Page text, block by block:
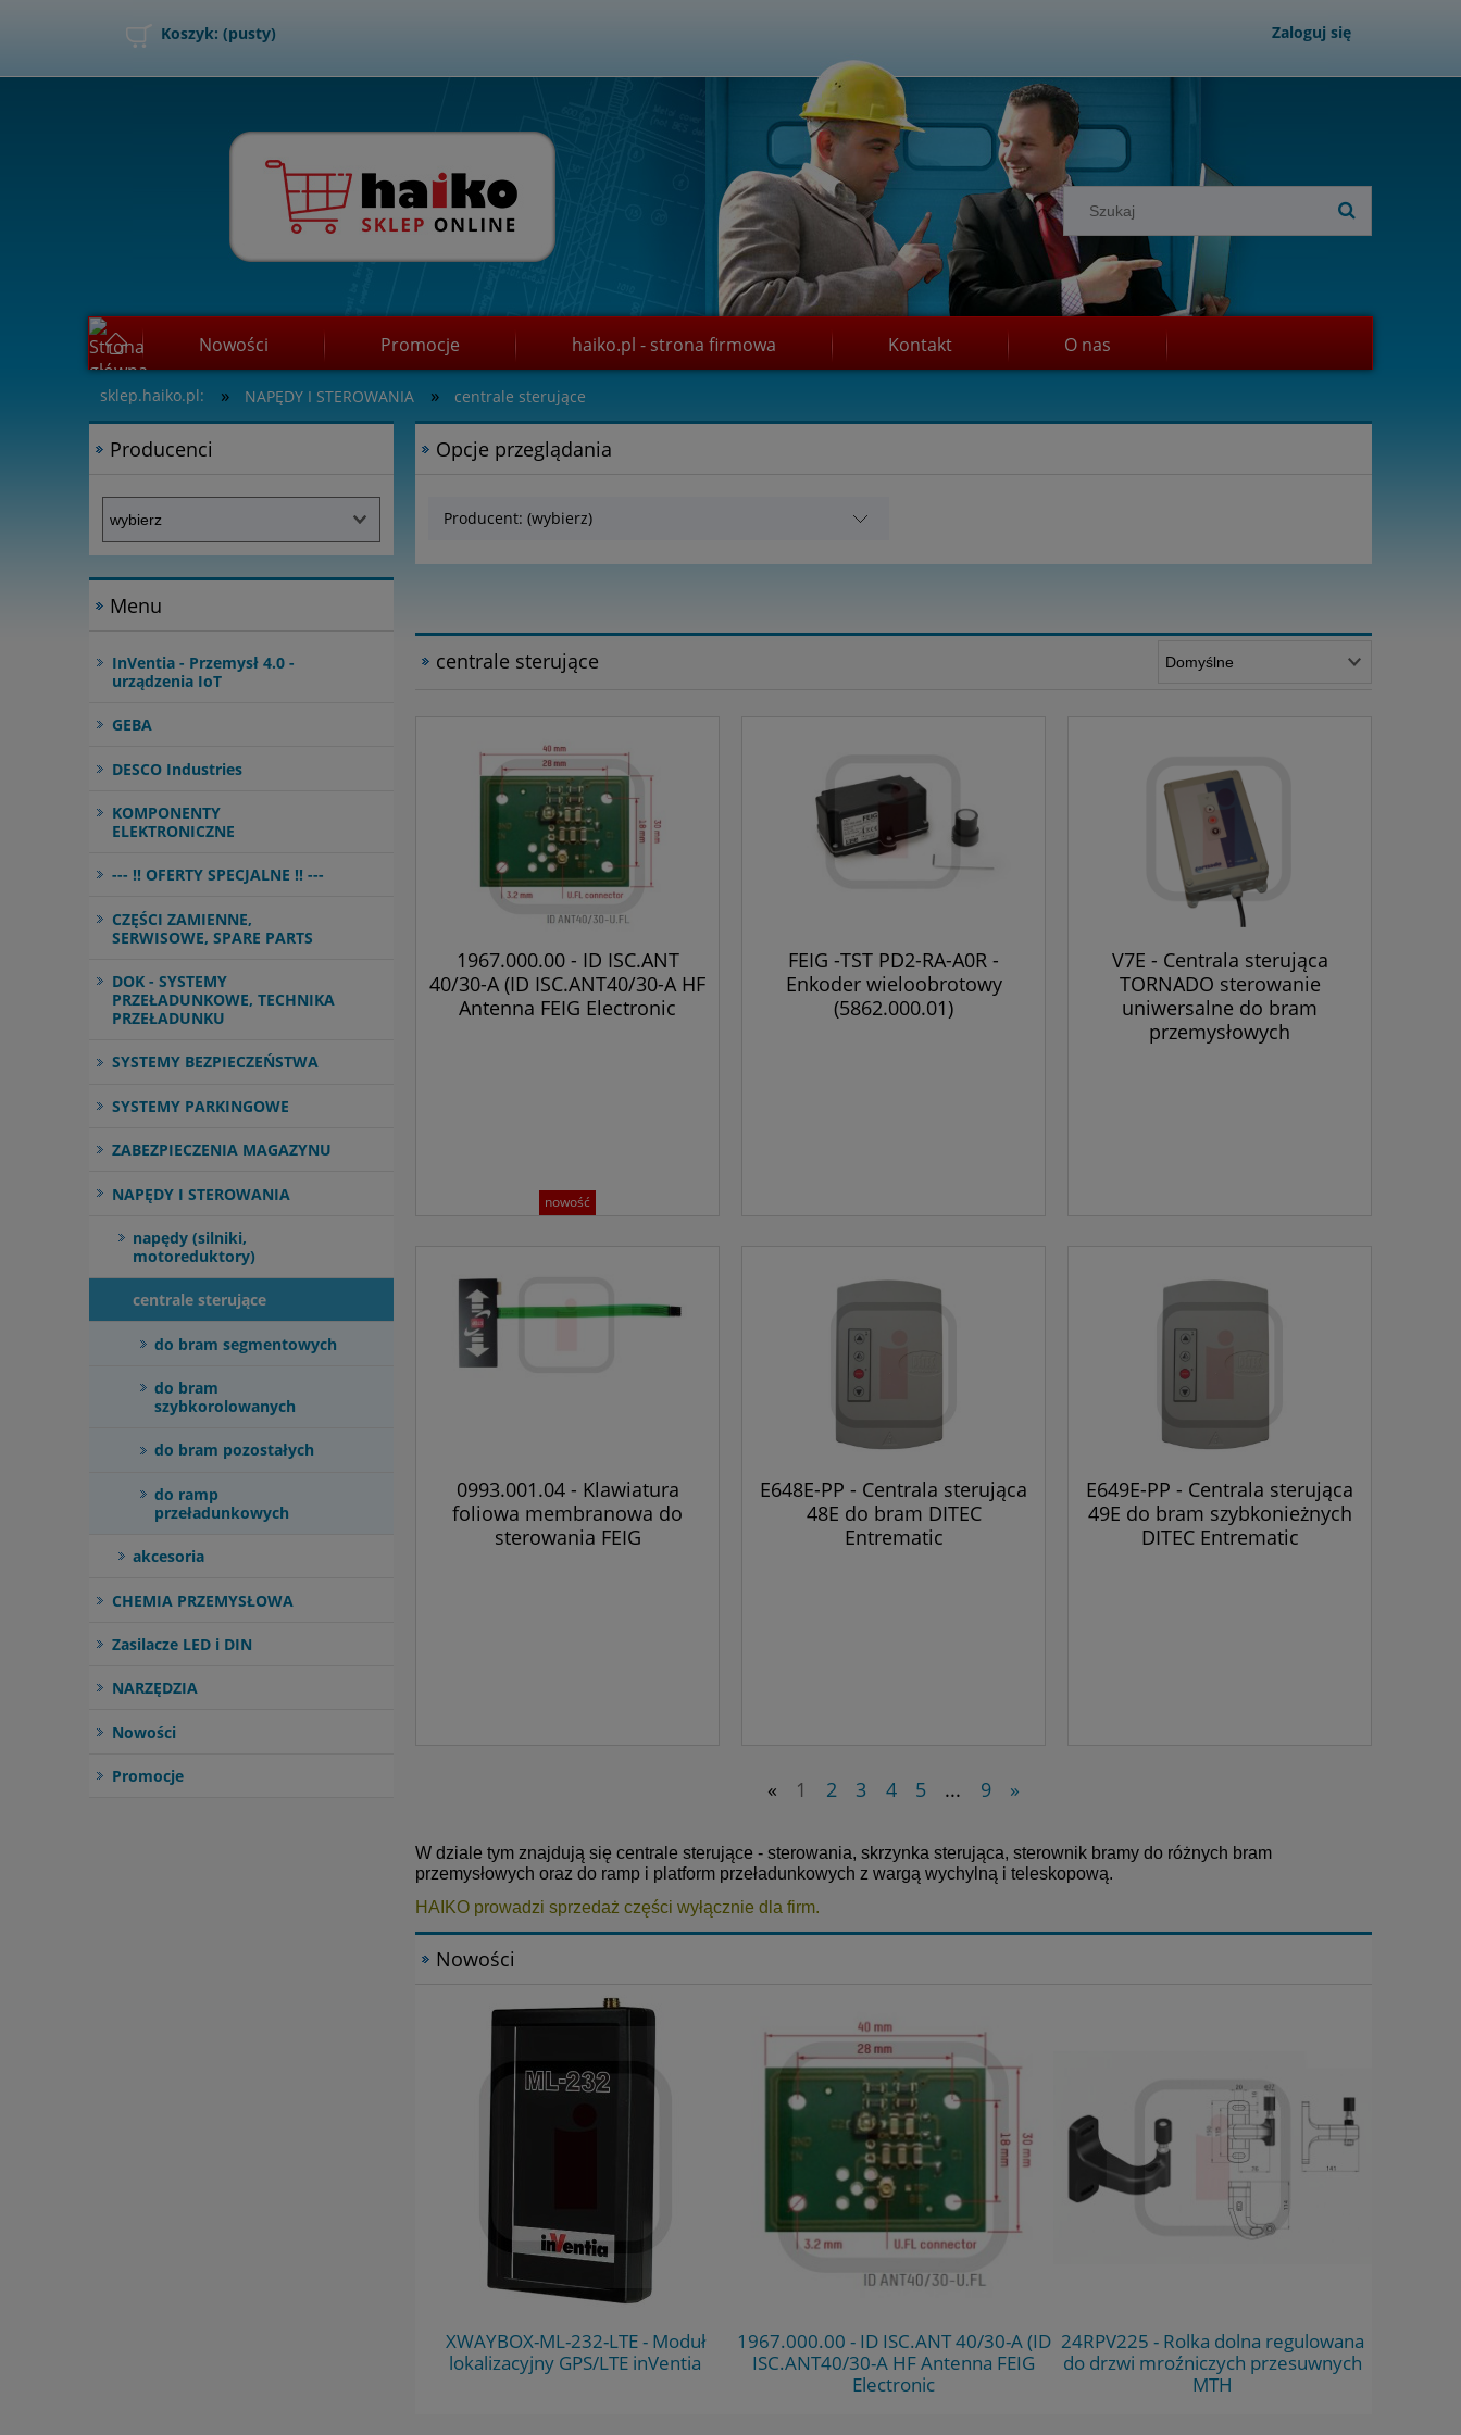
Zaloguj się
Koszyk: (pusty)
Nowości Promocje haiko.pl - strona firmowa Kontakt O nas
Jak kupować?
sklep.haiko.pl: » NAPĘDY I STEROWANIA » centrale sterujące
Producenci
Menu
InVentia - Przemysł 4.0 -
urządzenia IoT
GEBA
DESCO Industries
KOMPONENTY
ELEKTRONICZNE
--- !! OFERTY SPECJALNE !! ---
CZĘŚCI ZAMIENNE,
SERWISOWE, SPARE PARTS
DOK - SYSTEMY
PRZEŁADUNKOWE, TECHNIKA
PRZEŁADUNKU
SYSTEMY BEZPIECZEŃSTWA
SYSTEMY PARKINGOWE
ZABEZPIECZENIA MAGAZYNU
NAPĘDY I STEROWANIA
napędy (silniki,
motoreduktory)
centrale sterujące
do bram segmentowych
do bram
szybkorolowanych
do bram pozostałych
do ramp
przeładunkowych
akcesoria
CHEMIA PRZEMYSŁOWA
Zasilacze LED i DIN
NARZĘDZIA
Nowości
Promocje
Opcje przeglądania
Producent: (wybierz)
centrale sterujące
1967.000.00 - ID ISC.ANT
40/30-A (ID ISC.ANT40/30-A HF
Antenna FEIG Electronic
nowość
FEIG -TST PD2-RA-A0R -
Enkoder wieloobrotowy
(5862.000.01)
V7E - Centrala sterująca
TORNADO sterowanie
uniwersalne do bram
przemysłowych
0993.001.04 - Klawiatura
foliowa membranowa do
sterowania FEIG
E648E-PP - Centrala sterująca
48E do bram DITEC
Entrematic
E649E-PP - Centrala sterująca
49E do bram szybkonieżnych
DITEC Entrematic
« 1 2 3 4 5 ... 9 »
W dziale tym znajdują się centrale sterujące - sterowania, skrzynka sterująca, sterownik bramy do różnych bram
przemysłowych oraz do ramp i platform przeładunkowych z wargą wychylną i teleskopową.
HAIKO prowadzi sprzedaż części wyłącznie dla firm.
Nowości
XWAYBOX-ML-232-LTE - Moduł
lokalizacyjny GPS/LTE inVentia
1967.000.00 - ID ISC.ANT 40/30-A (ID
ISC.ANT40/30-A HF Antenna FEIG
Electronic
24RPV225 - Rolka dolna regulowana
do drzwi mroźniczych przesuwnych
MTH